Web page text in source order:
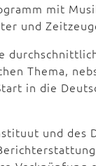
mit
und
Thema,
in die
und des